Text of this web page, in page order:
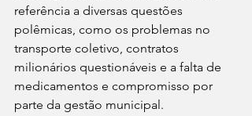
referência a diversas questões
polêmicas, como os problemas no
transporte coletivo, contratos
milionários questionáveis e a falta de
medicamentos e compromisso por
parte da gestão municipal.